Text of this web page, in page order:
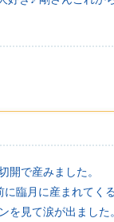
開で産みました。
臨月に産まれてく
を見て涙が出まし